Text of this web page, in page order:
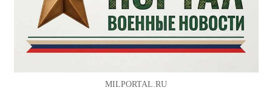
MILPORTAL.RU